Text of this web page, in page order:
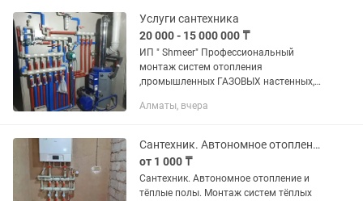
Услуги сантехника
20 000 - 15 000 000 ₸
ИП " Shmeer" Профессиональный
монтаж систем отопления
,промышленных ГАЗОВЫХ настенных,
котлов. ПРОЕКТИРОВАНИЕ СИСТЕМ
необходимые...
Алматы, вчера
Сантехник. Автономное отопление. Теплый пол.
от 1 000 ₸
Сантехник. Автономное отопление и
тёплые полы. Монтаж систем тёплых